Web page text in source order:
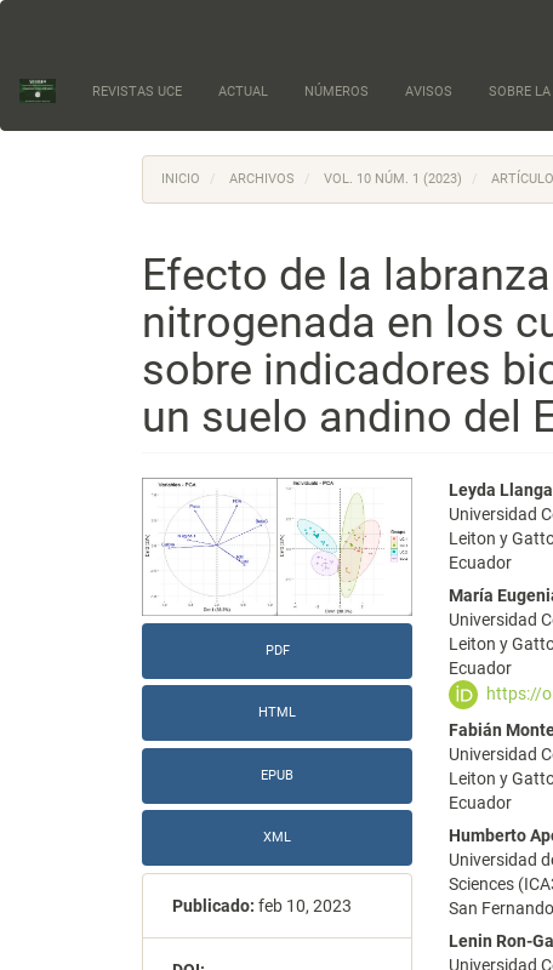
principal
Barra
lateral
REVISTAS UCE ACTUAL NÚMEROS AVISOS SOBRE
INICIO ARCHIVOS VOL. 10 NÚM. 1 (2023)
Efecto de la
nitrogenada en los
sobre indicadores
un suelo andino del
Barra
lateral
del
artículo
PDF
HTML
EPUB
XML
Publicado: feb 10, 2023
del
Leyda Llanga
Universidad
Leiton y
Ecuador
María
Universidad
Leiton y
Ecuador
https://
Fabián
Universidad
Leiton y
Ecuador
Humberto
Universidad
Sciences
San
Lenin Ron-
Universidad